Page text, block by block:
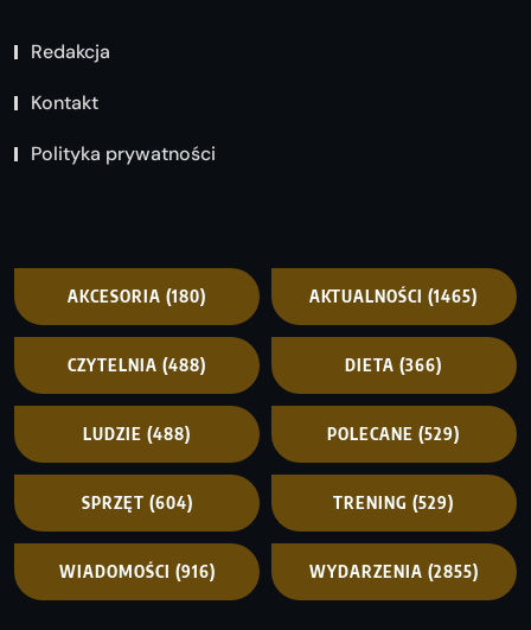
Redakcja
Kontakt
Polityka prywatności
AKCESORIA (180) AKTUALNOŚCI (1465)
CZYTELNIA (488) DIETA (366)
LUDZIE (488) POLECANE (529)
SPRZĘT (604) TRENING (529)
WIADOMOŚCI (916) WYDARZENIA (2855)